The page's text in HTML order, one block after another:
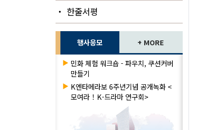
・ 한줄서평
행사응모 + MORE
▶ 민화 체험 워크숍 - 파우치, 쿠션커버
만들기
▶ K엔타메라보 6주년기념 공개녹화 <
모여라！K-드라마 연구회>